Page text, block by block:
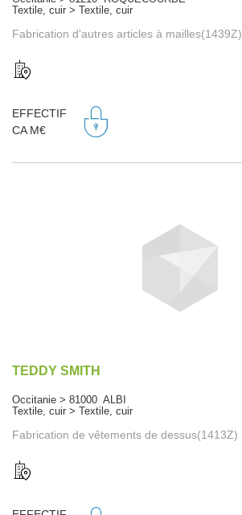
Textile, cuir > Textile, cuir
Fabrication d'autres articles à mailles(1439Z)
EFFECTIF
CA M€
TEDDY SMITH
Occitanie > 81000 ALBI
Textile, cuir > Textile, cuir
Fabrication de vêtements de dessus(1413Z)